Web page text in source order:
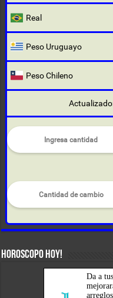
Real
Peso Uruguayo
Peso Chileno
HOROSCOPO HOY!